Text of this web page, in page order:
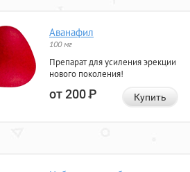
Аванафил
100 мг
Препарат для усиления эрекции
нового поколения!
от 200Р Купить